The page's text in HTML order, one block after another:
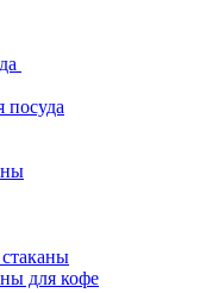
посуда
для кофе